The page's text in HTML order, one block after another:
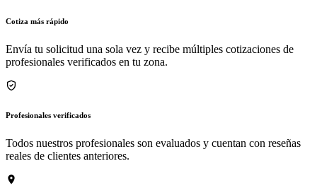
Cotiza más rápido
Envía tu solicitud una sola vez y recibe múltiples cotizaciones de
profesionales verificados en tu zona.
Profesionales verificados
Todos nuestros profesionales son evaluados y cuentan con reseñas
reales de clientes anteriores.